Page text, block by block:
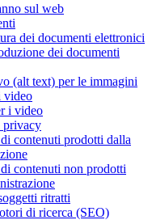
sul web
dei documenti elettronici
dei documenti
(alt text) per le immagini
video
i video
privacy
contenuti prodotti dalla
contenuti non prodotti
ritratti
di ricerca (SEO)